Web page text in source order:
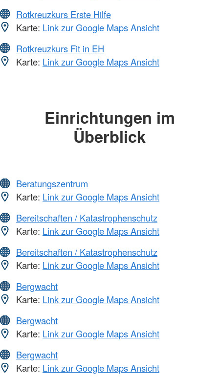
Rotkreuzkurs Erste Hilfe
Karte: Link zur Google Maps Ansicht
Rotkreuzkurs Fit in EH
Karte: Link zur Google Maps Ansicht
Einrichtungen im
Überblick
Beratungszentrum
Karte: Link zur Google Maps Ansicht
Bereitschaften / Katastrophenschutz
Karte: Link zur Google Maps Ansicht
Bereitschaften / Katastrophenschutz
Karte: Link zur Google Maps Ansicht
Bergwacht
Karte: Link zur Google Maps Ansicht
Bergwacht
Karte: Link zur Google Maps Ansicht
Bergwacht
Karte: Link zur Google Maps Ansicht